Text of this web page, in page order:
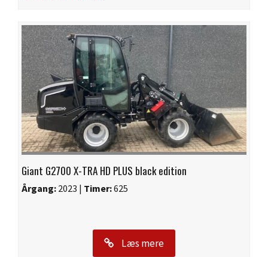
Giant G2700 X-TRA HD PLUS black edition
Årgang: 2023 | Timer:625
Læs mere